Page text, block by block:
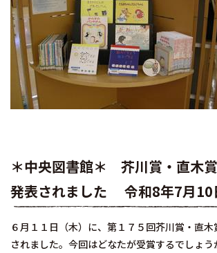
＊中央図書館＊ 芥川賞・直木
発表されました 令和8年7月10
６月１１日（木）に、第１７５回芥川賞・直
されました。今回はどなたが受賞するでしょう